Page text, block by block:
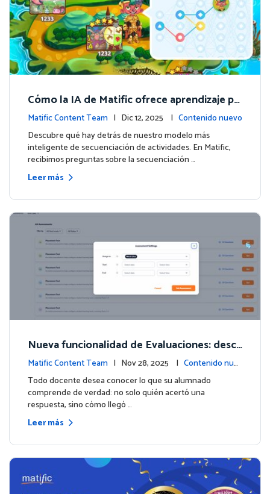
Cómo la IA de Matific ofrece aprendizaje pe
rsonalizado en la Isla de Aventuras
Matific Content Team | Dic 12, 2025 | Contenido nuevo
Descubre qué hay detrás de nuestro modelo más
inteligente de secuenciación de actividades. En Matific,
recibimos preguntas sobre la secuenciación …
Leer más
Nueva funcionalidad de Evaluaciones: descu
bre lo que tus estudiantes realmente saben
Matific Content Team | Nov 28, 2025 | Contenido nue
vo
Todo docente desea conocer lo que su alumnado
comprende de verdad: no solo quién acertó una
respuesta, sino cómo llegó …
Leer más